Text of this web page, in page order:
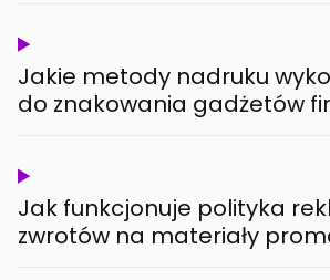
Jakie metody nadruku
do znakowania gadżetów
Jak funkcjonuje polityka
zwrotów na materiały